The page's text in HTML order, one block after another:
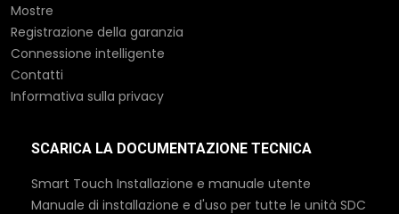
Mostre
Registrazione della garanzia
Connessione intelligente
Contatti
Informativa sulla privacy
SCARICA LA DOCUMENTAZIONE TECNICA
Smart Touch Installazione e manuale utente
Manuale di installazione e d'uso per tutte le unità SDC